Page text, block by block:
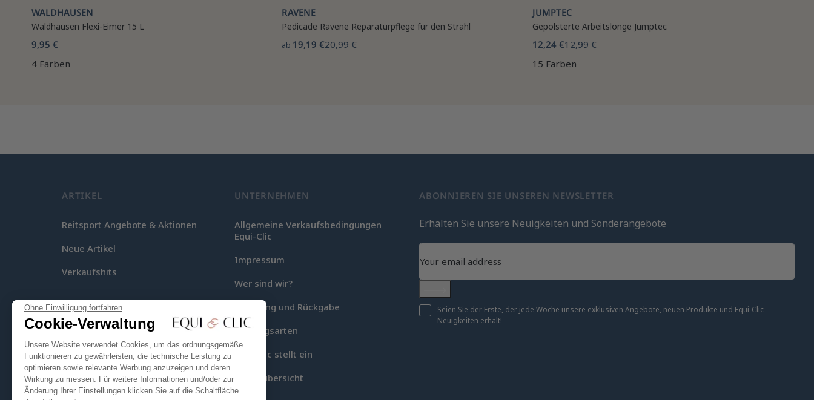
Ohne Einwilligung fortfahren
Cookie-Verwaltung
Unsere Website verwendet Cookies, um das ordnungsgemäße
Funktionieren zu gewährleisten, die technische Leistung zu
optimieren sowie relevante Werbung anzuzeigen und deren
Wirkung zu messen. Für weitere Informationen und/oder zur
Änderung Ihrer Einstellungen klicken Sie auf die Schaltfläche
WALDHAUSEN
Waldhausen Flexi-Eimer 15 L
9,95 €
4 Farben
RAVENE
Pedicade Ravene Reparaturpflege für den Strahl
ab 19,19 €20,99 €
JUMPTEC
Gepolsterte Arbeitslonge Jumptec
12,24 €12,99 €
15 Farben
ARTIKEL
Reitsport Angebote & Aktionen
Neue Artikel
Verkaufshits
UNTERNEHMEN
Allgemeine Verkaufsbedingungen
Equi-Clic
Impressum
Wer sind wir?
Lieferung und Rückgabe
Zahlungsarten
Equi-Clic stellt ein
Seitenübersicht
ABONNIEREN SIE UNSEREN NEWSLETTER
Erhalten Sie unsere Neuigkeiten und Sonderangebote
Abonnieren
Seien Sie der Erste, der jede Woche unsere exklusiven Angebote, neuen Produkte und Equi-Clic-
Neuigkeiten erhält!